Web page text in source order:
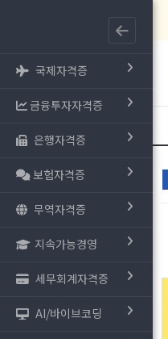
국제자격증
금융투자자격증
은행자격증
보험자격증
무역자격증
지속가능경영
세무회계자격증
AI/바이브코딩